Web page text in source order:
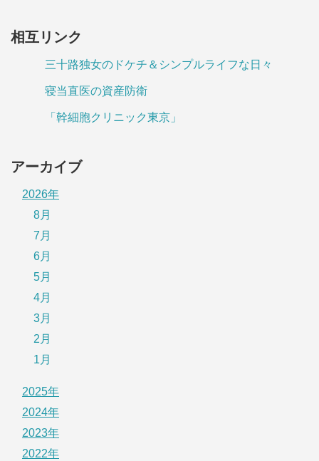
相互リンク
三十路独女のドケチ＆シンプルライフな日々
寝当直医の資産防衛
「幹細胞クリニック東京」
アーカイブ
2026年
8月
7月
6月
5月
4月
3月
2月
1月
2025年
2024年
2023年
2022年